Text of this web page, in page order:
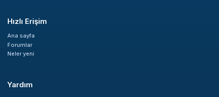
Hızlı Erişim
Ana sayfa
Forumlar
Neler yeni
Yardım